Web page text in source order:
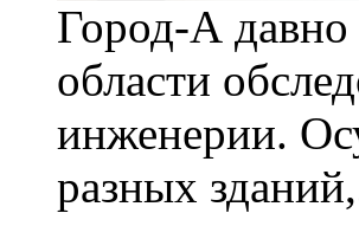
Город-А давно
области
инженерии.
разных